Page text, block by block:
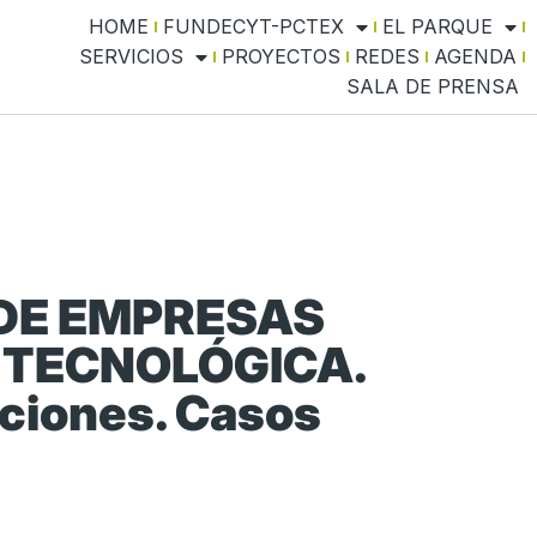
HOME FUNDECYT-PCTEX
EL PARQUE
SERVICIOS
PROYECTOS REDES
AGENDA
SALA DE PRENSA
EMPRESAS
Casos